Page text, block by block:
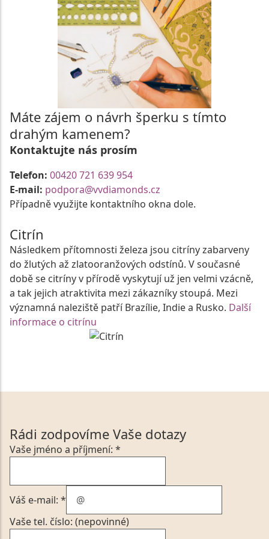
Máte zájem o návrh šperku s tímto
drahým kamenem?
Kontaktujte nás prosím
Telefon: 00420 721 639 954
E-mail: podpora@vvdiamonds.cz
Případně využijte kontaktního okna dole.
Citrín
Následkem přítomnosti železa jsou citríny zabarveny
do žlutých až zlatooranžových odstínů. V současné
době se citríny v přírodě vyskytují už jen velmi vzácně,
a tak jejich atraktivita mezi zákazníky stoupá. Mezi
významná naleziště patří Brazílie, Indie a Rusko. Další
informace o citrínu
Rádi zodpovíme Vaše dotazy
Vaše jméno a příjmení: *
Váš e-mail: *
Vaše tel. číslo: (nepovinné)